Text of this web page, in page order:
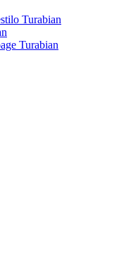
Turabian
Turabian